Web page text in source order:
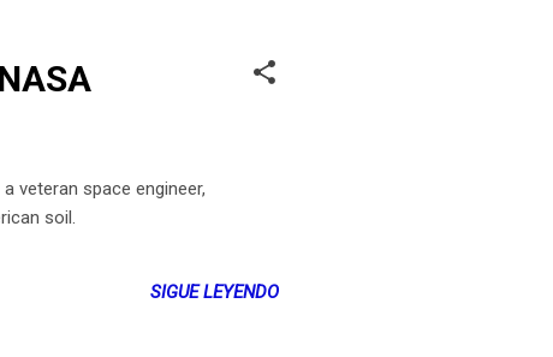
veteran space engineer,
soil.​
SIGUE LEYENDO